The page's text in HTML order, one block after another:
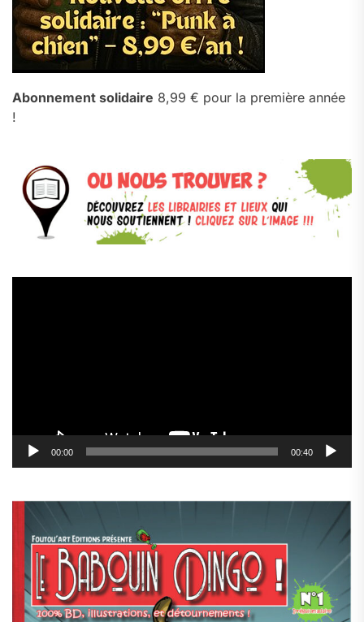
Abonnement solidaire 8,99 € pour la première année
!
00:00 00:40